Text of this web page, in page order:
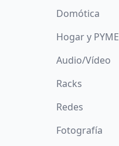
Domótica
Hogar y PYME
Audio/Vídeo
Racks
Redes
Fotografía